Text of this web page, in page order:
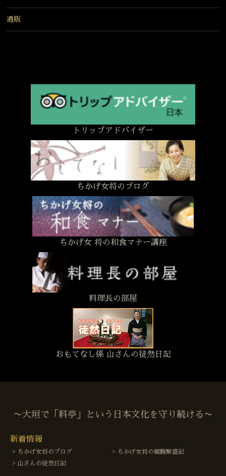
通販
トリップアドバイザー
ちかげ女将のブログ
ちかげ女 将の和食マナー講座
料理長の部屋
おもてなし係 山さんの徒然日記
〜大垣で「料亭」という日本文化を守り続ける〜
新着情報
ちかげ女将のブログ
ちかげ女将の細腕繁盛記
山さんの徒然日記